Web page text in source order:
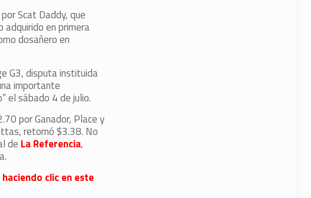
Scat Daddy, que
en primera
dosañero en
G3, disputa instituida
importante
el sábado 4 de julio.
por Ganador, Place y
retornó $3.38. No
de La Referencia,
clic en este